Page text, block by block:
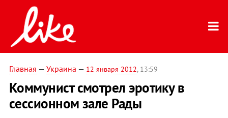
Главная — Украина — 12 января 2012, 13:59
Коммунист смотрел эротику в
сессионном зале Рады